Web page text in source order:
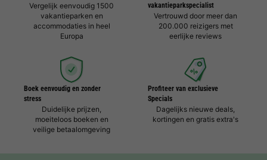
Vergelijk eenvoudig 1500
vakantieparken en
accommodaties in heel
Europa
vakantieparkspecialist
Vertrouwd door meer dan
200.000 reizigers met
eerlijke reviews
Boek eenvoudig en zonder
stress
Duidelijke prijzen,
moeiteloos boeken en
veilige betaalomgeving
Profiteer van exclusieve
Specials
Dagelijks nieuwe deals,
kortingen en gratis extra's